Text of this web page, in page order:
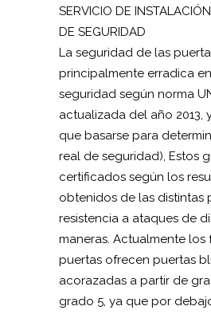
SERVICIO DE
DE SEGURIDAD
La seguridad de las
principalmente erradica
seguridad según norma
actualizada del año 2013,
que basarse para
real de seguridad), Estos
certificados según los
obtenidos de las distintas
resistencia a ataques de
maneras. Actualmente los
puertas ofrecen puertas
acorazadas a partir de
grado 5, ya que por